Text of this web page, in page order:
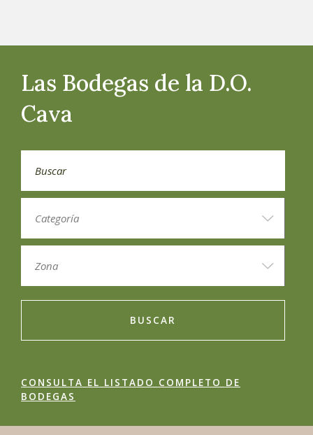
Las Bodegas de la D.O.
Cava
BUSCAR
CONSULTA EL LISTADO COMPLETO DE
BODEGAS